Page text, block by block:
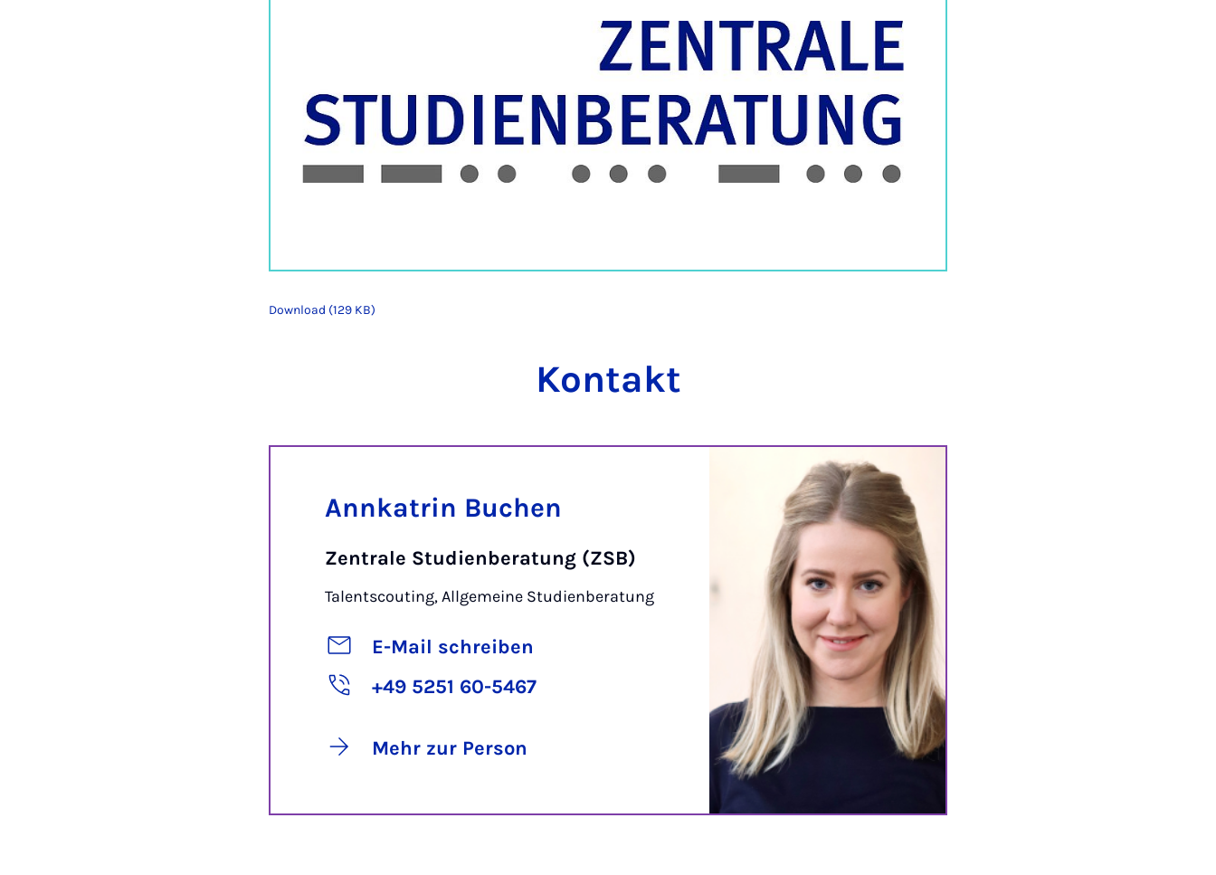
Download (129 KB)
Kontakt
Annkatrin Buchen
Zentrale Studienberatung (ZSB)
Talentscouting, Allgemeine Studienberatung
E-Mail schreiben
+49 5251 60-5467
Mehr zur Person